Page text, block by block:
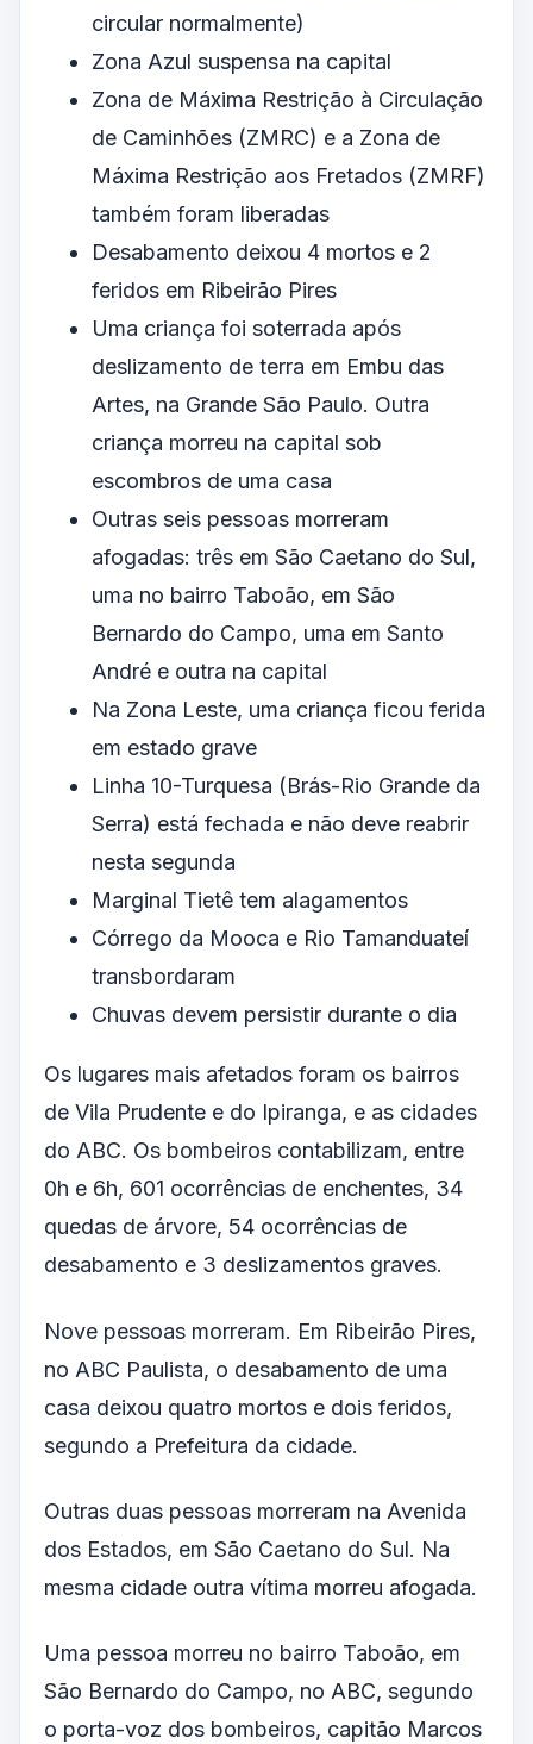
circular normalmente)
Zona Azul suspensa na capital
Zona de Máxima Restrição à Circulação
de Caminhões (ZMRC) e a Zona de
Máxima Restrição aos Fretados (ZMRF)
também foram liberadas
Desabamento deixou 4 mortos e 2
feridos em Ribeirão Pires
Uma criança foi soterrada após
deslizamento de terra em Embu das
Artes, na Grande São Paulo. Outra
criança morreu na capital sob
escombros de uma casa
Outras seis pessoas morreram
afogadas: três em São Caetano do Sul,
uma no bairro Taboão, em São
Bernardo do Campo, uma em Santo
André e outra na capital
Na Zona Leste, uma criança ficou ferida
em estado grave
Linha 10-Turquesa (Brás-Rio Grande da
Serra) está fechada e não deve reabrir
nesta segunda
Marginal Tietê tem alagamentos
Córrego da Mooca e Rio Tamanduateí
transbordaram
Chuvas devem persistir durante o dia
Os lugares mais afetados foram os bairros
de Vila Prudente e do Ipiranga, e as cidades
do ABC. Os bombeiros contabilizam, entre
0h e 6h, 601 ocorrências de enchentes, 34
quedas de árvore, 54 ocorrências de
desabamento e 3 deslizamentos graves.
Nove pessoas morreram. Em Ribeirão Pires,
no ABC Paulista, o desabamento de uma
casa deixou quatro mortos e dois feridos,
segundo a Prefeitura da cidade.
Outras duas pessoas morreram na Avenida
dos Estados, em São Caetano do Sul. Na
mesma cidade outra vítima morreu afogada.
Uma pessoa morreu no bairro Taboão, em
São Bernardo do Campo, no ABC, segundo
o porta-voz dos bombeiros, capitão Marcos